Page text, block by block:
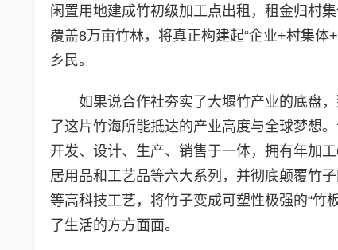
闲置用地建成竹初级加工点出租，租金归村
覆盖8万亩竹林，将真正构建起“企业+村集
乡民。
如果说合作社夯实了大堰竹产业的底盘
了这片竹海所能抵达的产业高度与全球梦想
开发、设计、生产、销售于一体，拥有年加
居用品和工艺品等六大系列，并彻底颠覆竹
等高科技工艺，将竹子变成可塑性极强的“竹
了生活的方方面面。